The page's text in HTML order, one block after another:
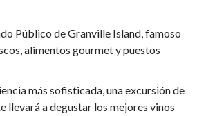
Público de Granville Island, famoso
alimentos gourmet y puestos
más sofisticada, una excursión de
llevará a degustar los mejores vinos